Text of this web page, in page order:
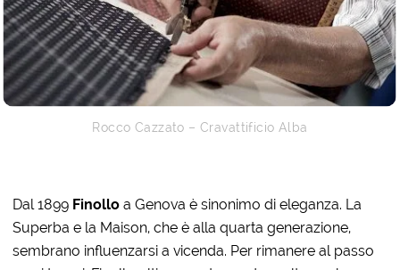
Rocco Cazzato – Cravattificio Alba
Dal 1899 Finolloa Genova è sinonimo di eleganza. La
Superba e la Maison, che è alla quarta generazione,
sembrano influenzarsi a vicenda. Per rimanere al passo